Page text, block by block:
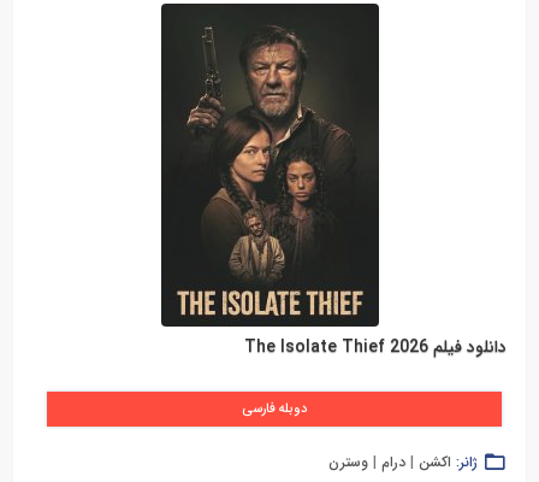
دانلود فیلم The Isolate Thief 2026
دوبله فارسی
ژانر: اکشن | درام | وسترن